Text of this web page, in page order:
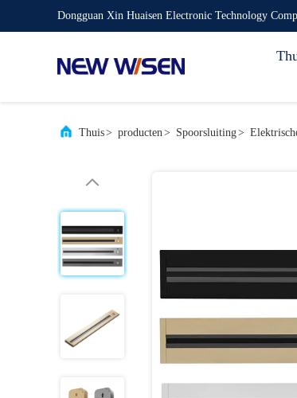
Dongguan Xin Huaisen Electronic Technology
Thuis> producten> Spoorsluiting>